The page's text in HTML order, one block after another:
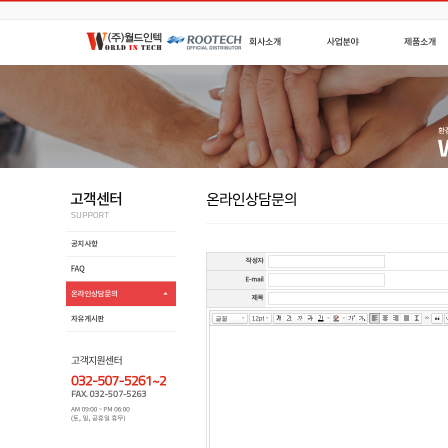
회사소개
인사말
회사연혁
조직도
사업소개
특허/인증현황
공사실적
오시는길
사업분야
시스템 엔지니어링
스마트전력감시시스템
영상사업
제품소개
ACCURA 제품
PowerDX 3.0
고객센터
SUPPORT
공지사항
FAQ
온라인상담문의
자유게시판
고객지원센터
032-507-5261~2
FAX. 032-507-5263
AM 09:00 ~ PM 06:00
(토, 일, 공휴일 휴무)
온라인상담문의
작성자
E-mail
제목